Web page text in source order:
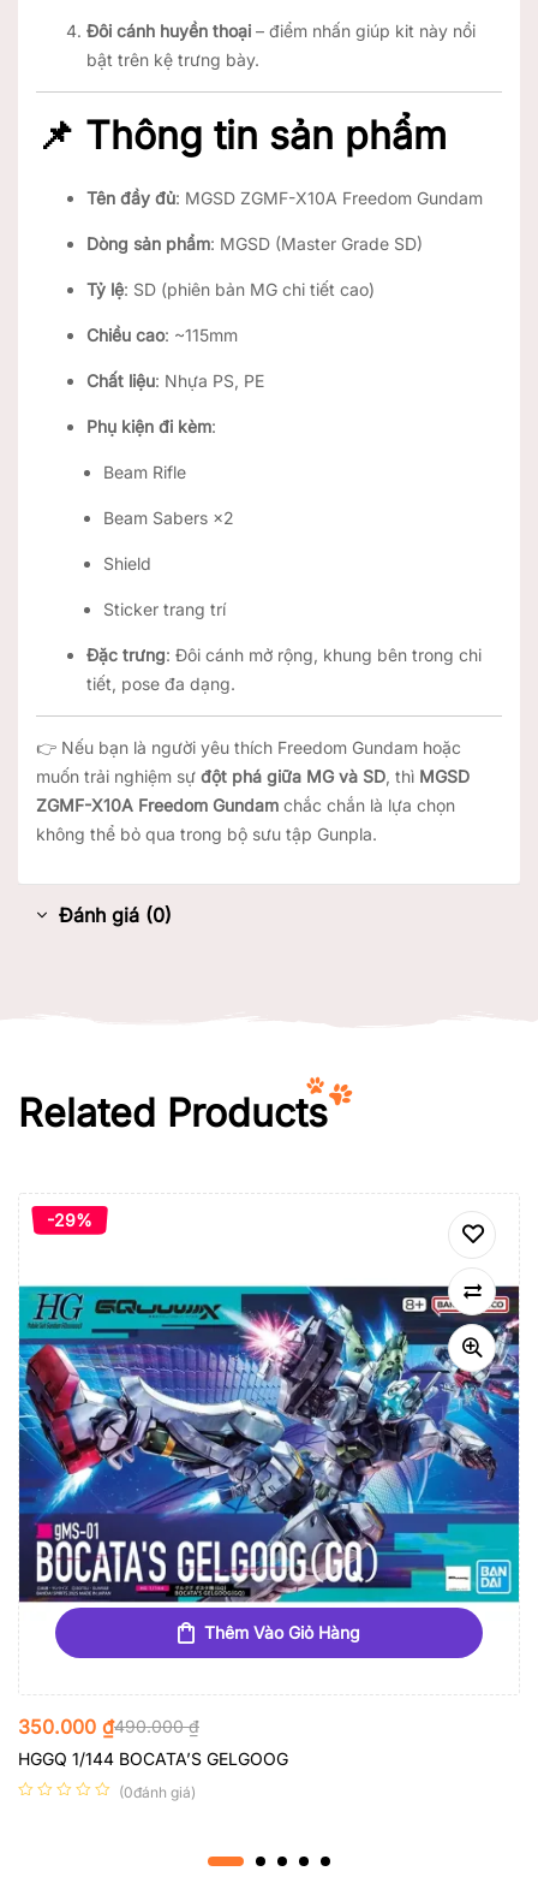
Đôi cánh huyền thoại – điểm nhấn giúp kit này nổi
bật trên kệ trưng bày.
📌 Thông tin sản phẩm
Tên đầy đủ: MGSD ZGMF-X10A Freedom Gundam
Dòng sản phẩm: MGSD (Master Grade SD)
Tỷ lệ: SD (phiên bản MG chi tiết cao)
Chiều cao: ~115mm
Chất liệu: Nhựa PS, PE
Phụ kiện đi kèm:
Beam Rifle
Beam Sabers ×2
Shield
Sticker trang trí
Đặc trưng: Đôi cánh mở rộng, khung bên trong chi
tiết, pose đa dạng.
👉 Nếu bạn là người yêu thích Freedom Gundam hoặc
muốn trải nghiệm sự đột phá giữa MG và SD, thì MGSD
ZGMF-X10A Freedom Gundam chắc chắn là lựa chọn
không thể bỏ qua trong bộ sưu tập Gunpla.
Đánh giá (0)
Related Products
-29%
Thêm Vào Giỏ Hàng
490.000₫
350.000 ₫
HGGQ 1/144 BOCATA’S GELGOOG
(0đánh giá)